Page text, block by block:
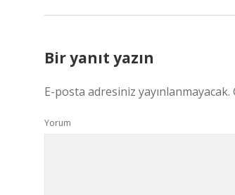
Bir yanıt yazın
E-posta adresiniz yayınlanmayacak.
Yorum